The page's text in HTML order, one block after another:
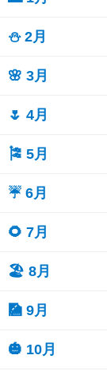
⛄ 2月
🌸 3月
🌷 4月
🎏 5月
☔ 6月
🌻 7月
🏖 8月
🎑 9月
🎃 10月